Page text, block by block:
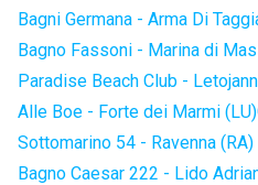
Bagni Germana - Arma Di
Bagno Fassoni - Marina di
Paradise Beach Club -
Alle Boe - Forte dei Marmi (LU)
Sottomarino 54 - Ravenna (RA)
Bagno Caesar 222 - Lido